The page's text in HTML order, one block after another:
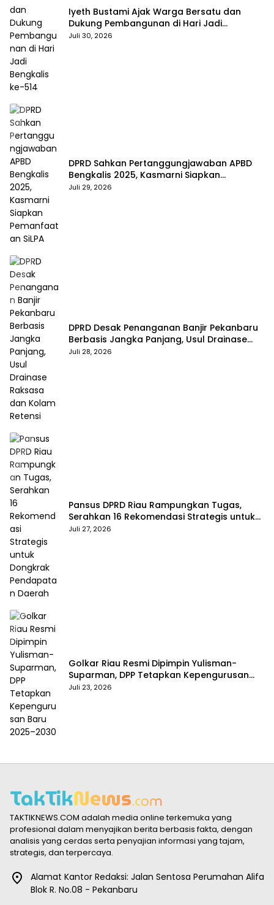
Iyeth Bustami Ajak Warga Bersatu dan
Dukung Pembangunan di Hari Jadi
Bengkalis ke-514
Juli 30, 2026
DPRD Sahkan Pertanggungjawaban APBD
Bengkalis 2025, Kasmarni Siapkan
Pemanfaatan SiLPA
Juli 29, 2026
DPRD Desak Penanganan Banjir Pekanbaru
Berbasis Jangka Panjang, Usul Drainase
Raksasa dan Kolam Retensi
Juli 28, 2026
Pansus DPRD Riau Rampungkan Tugas,
Serahkan 16 Rekomendasi Strategis untuk
Dongkrak Pendapatan Daerah
Juli 27, 2026
Golkar Riau Resmi Dipimpin Yulisman-
Suparman, DPP Tetapkan Kepengurusan
Baru 2025–2030
Juli 23, 2026
TAKTIKNEWS.COM adalah media online terkemuka yang
profesional dalam menyajikan berita berbasis fakta, dengan
analisis yang cerdas serta penyajian informasi yang tajam,
strategis, dan terpercaya.
Alamat Kantor Redaksi: Jalan Sentosa Perumahan Alifa
Blok R. No.08 - Pekanbaru